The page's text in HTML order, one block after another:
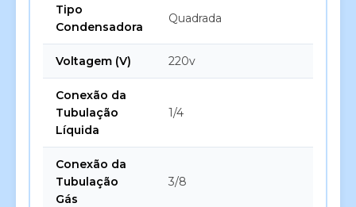
Tipo
Condensadora
Quadrada
Voltagem (V) 220v
Conexão da
Tubulação
Líquida
1/4
Conexão da
Tubulação
Gás
3/8